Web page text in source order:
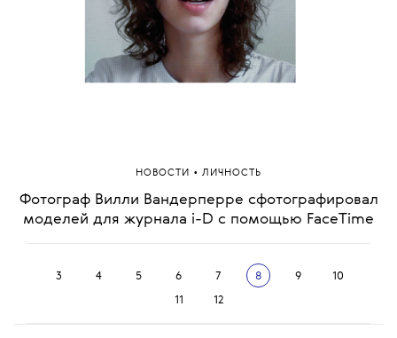
НОВОСТИ • ЛИЧНОСТЬ
Фотограф Вилли Вандерперре сфотографировал
моделей для журнала i-D с помощью FaceTime
3 4 5 6 7 8 9 10
11 12